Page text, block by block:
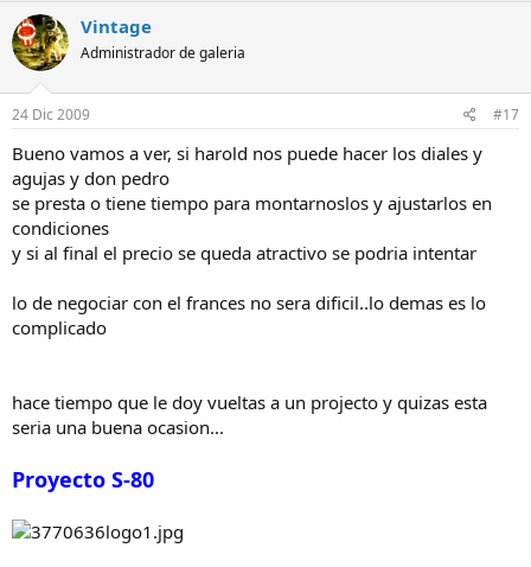
Vintage
Administrador de galeria
24 Dic 2009 #17
Bueno vamos a ver, si harold nos puede hacer los diales y
agujas y don pedro
se presta o tiene tiempo para montarnoslos y ajustarlos en
condiciones
y si al final el precio se queda atractivo se podria intentar
lo de negociar con el frances no sera dificil..lo demas es lo
complicado
hace tiempo que le doy vueltas a un projecto y quizas esta
seria una buena ocasion...
Proyecto S-80